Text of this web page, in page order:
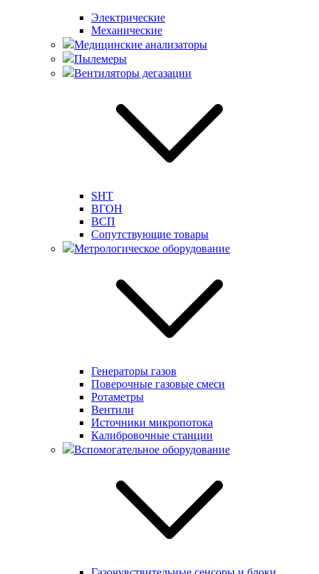
Электрические
Механические
Медицинские анализаторы
Пылемеры
Вентиляторы дегазации
SHT
ВГОН
ВСП
Сопутствующие товары
Метрологическое оборудование
Генераторы газов
Поверочные газовые смеси
Ротаметры
Вентили
Источники микропотока
Калибровочные станции
Вспомогательное оборудование